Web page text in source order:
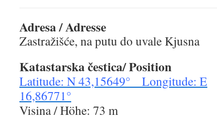
Adresa / Adresse
Zastražišće, na putu do uvale Kjusna
Katastarska čestica/ Position
Latitude: N 43,15649° Longitude: E
16,86771°
Visina / Höhe: 73 m